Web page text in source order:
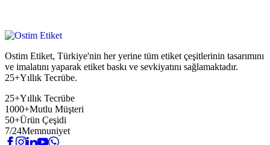
Ostim Etiket, Türkiye'nin her yerine tüm etiket çeşitlerinin tasarımını
ve imalatını yaparak etiket baskı ve sevkiyatını sağlamaktadır.
25+Yıllık Tecrübe.
25+Yıllık Tecrübe
1000+Mutlu Müşteri
50+Ürün Çeşidi
7/24Memnuniyet